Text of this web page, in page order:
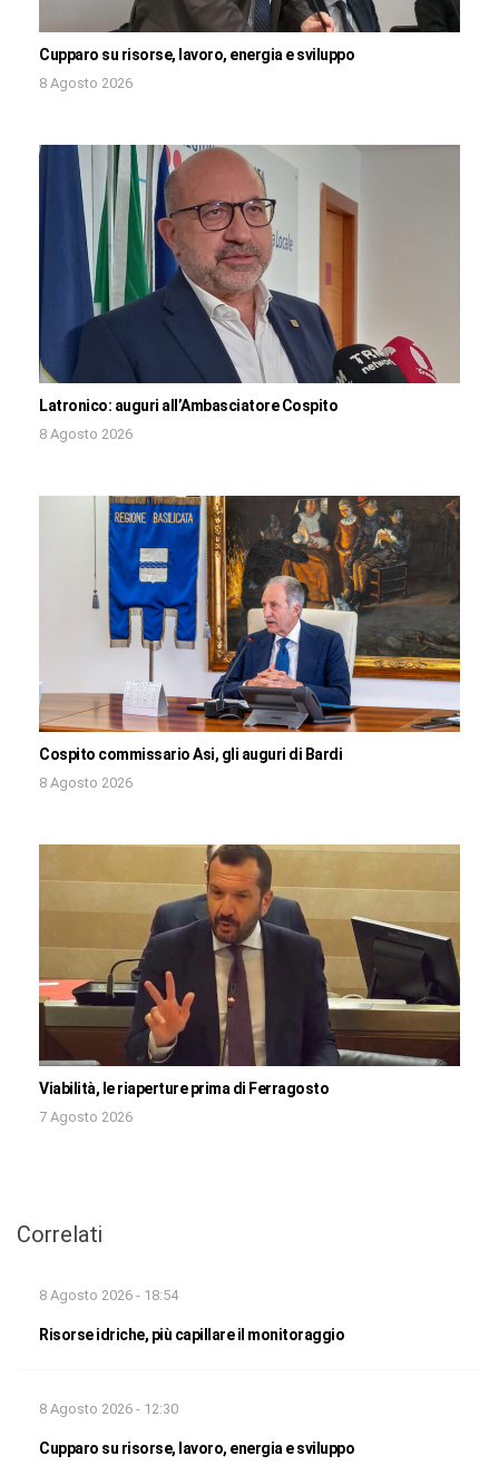
Cupparo su risorse, lavoro, energia e sviluppo
8 Agosto 2026
Latronico: auguri all’Ambasciatore Cospito
8 Agosto 2026
Cospito commissario Asi, gli auguri di Bardi
8 Agosto 2026
Viabilità, le riaperture prima di Ferragosto
7 Agosto 2026
Correlati
8 Agosto 2026 - 18:54
Risorse idriche, più capillare il monitoraggio
8 Agosto 2026 - 12:30
Cupparo su risorse, lavoro, energia e sviluppo